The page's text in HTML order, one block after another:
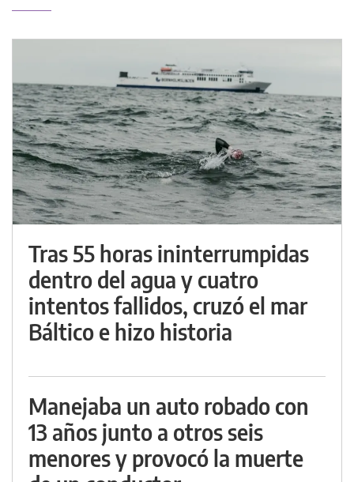
Tras 55 horas ininterrumpidas
dentro del agua y cuatro
intentos fallidos, cruzó el mar
Báltico e hizo historia
Manejaba un auto robado con
13 años junto a otros seis
menores y provocó la muerte